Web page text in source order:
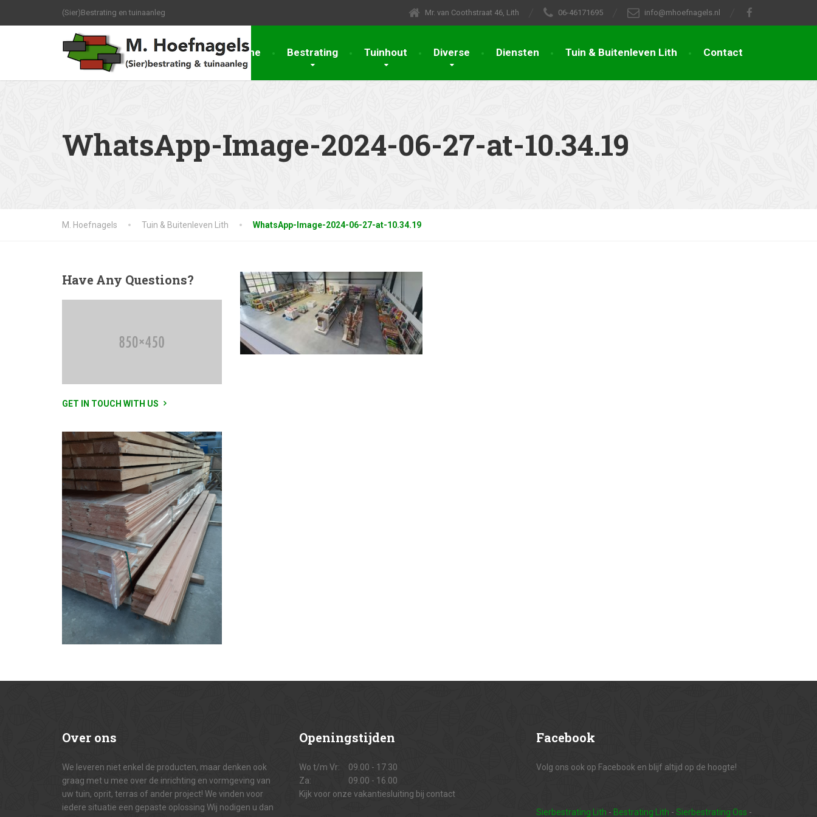
(Sier)Bestrating en tuinaanleg Mr. van Coothstraat 46, Lith 06-46171695 info@mhoefnagels.nl
Home Bestrating Tuinhout Diverse Diensten Tuin & Buitenleven Lith Contact
WhatsApp-Image-2024-06-27-at-10.34.19
M. Hoefnagels Tuin & Buitenleven Lith WhatsApp-Image-2024-06-27-at-10.34.19
HaveAny Questions?
GET IN TOUCH WITH US
Over ons
We leveren niet enkel de producten, maar denken ook
graag met u mee over de inrichting en vormgeving van
uw tuin, oprit, terras of ander project! We vinden voor
iedere situatie een gepaste oplossing.Wij nodigen u dan
Openingstijden
Wo t/m Vr:
09.00 - 17.30
Za:
09.00 - 16.00
Kijk voor onze vakantiesluiting bij contact
Facebook
Volg ons ook op Facebook en blijf altijd op de hoogte!
Sierbestrating Lith - Bestrating Lith - Sierbestrating Oss -